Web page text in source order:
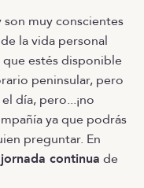
muy conscientes
la vida personal
estés disponible
peninsular, pero
día, pero...¡no
ya que podrás
preguntar. En
jornada continua de